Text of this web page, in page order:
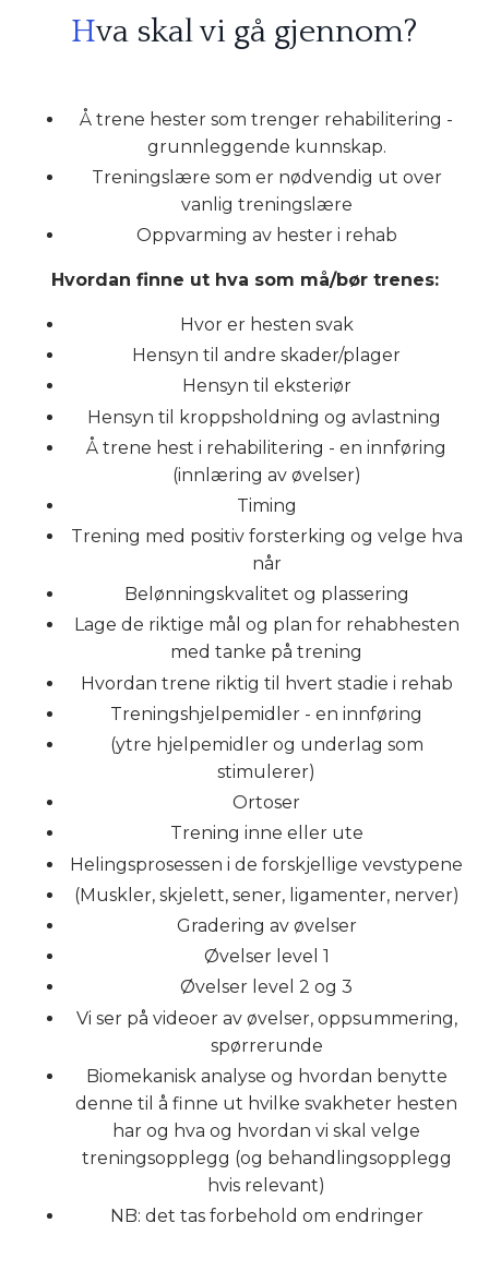
Hva skal vi gå gjennom?
Å trene hester som trenger rehabilitering -
grunnleggende kunnskap.
Treningslære som er nødvendig ut over
vanlig treningslære
Oppvarming av hester i rehab
Hvordan finne ut hva som må/bør trenes:
Hvor er hesten svak
Hensyn til andre skader/plager
Hensyn til eksteriør
Hensyn til kroppsholdning og avlastning
Å trene hest i rehabilitering - en innføring
(innlæring av øvelser)
Timing
Trening med positiv forsterking og velge hva
når
Belønningskvalitet og plassering
Lage de riktige mål og plan for rehabhesten
med tanke på trening
Hvordan trene riktig til hvert stadie i rehab
Treningshjelpemidler - en innføring
(ytre hjelpemidler og underlag som
stimulerer)
Ortoser
Trening inne eller ute
Helingsprosessen i de forskjellige vevstypene
(Muskler, skjelett, sener, ligamenter, nerver)
Gradering av øvelser
Øvelser level 1
Øvelser level 2 og 3
Vi ser på videoer av øvelser, oppsummering,
spørrerunde
Biomekanisk analyse og hvordan benytte
denne til å finne ut hvilke svakheter hesten
har og hva og hvordan vi skal velge
treningsopplegg (og behandlingsopplegg
hvis relevant)
NB: det tas forbehold om endringer